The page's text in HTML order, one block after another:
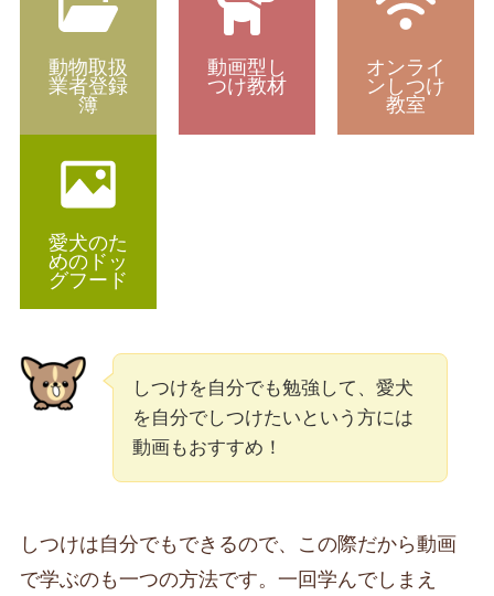
動物取扱
業者登録
簿
動画型し
つけ教材
オンライ
ンしつけ
教室
愛犬のた
めのドッ
グフード
しつけを自分でも勉強して、愛犬
を自分でしつけたいという方には
動画もおすすめ！
しつけは自分でもできるので、この際だから動画
で学ぶのも一つの方法です。一回学んでしまえ